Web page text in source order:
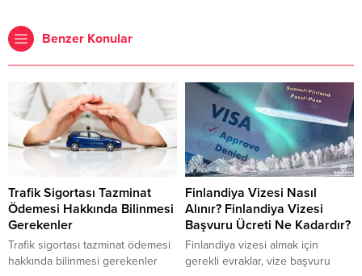
Benzer Konular
Trafik Sigortası Tazminat
Ödemesi Hakkında Bilinmesi
Gerekenler
Trafik sigortası tazminat ödemesi
hakkında bilinmesi gerekenler
Finlandiya Vizesi Nasıl
Alınır? Finlandiya Vizesi
Başvuru Ücreti Ne Kadardır?
Finlandiya vizesi almak için
gerekli evraklar, vize başvuru